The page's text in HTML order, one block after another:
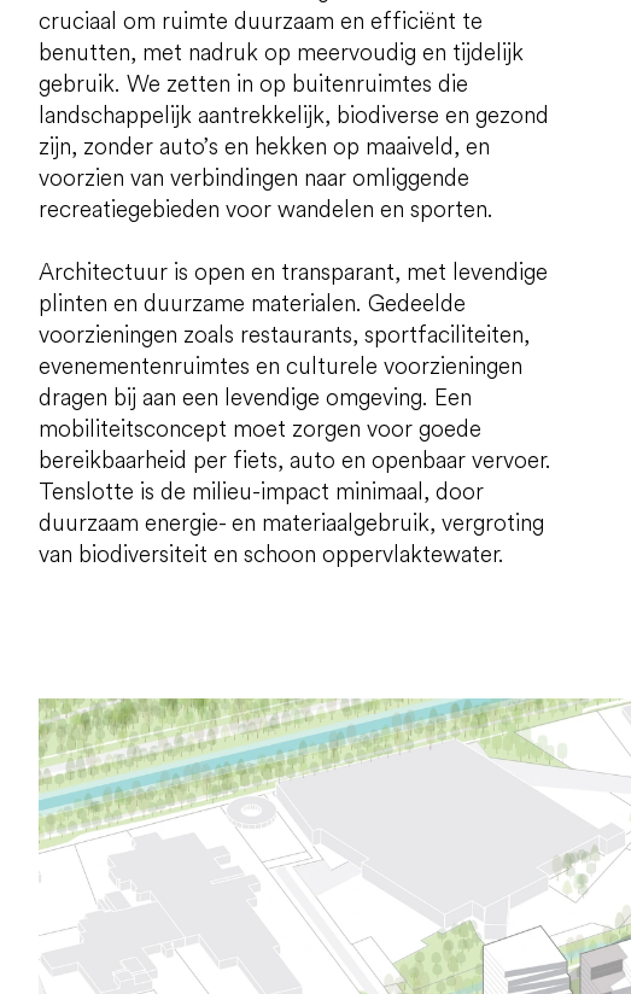
cruciaal om ruimte duurzaam en efficiënt te
benutten, met nadruk op meervoudig en tijdelijk
gebruik. We zetten in op buitenruimtes die
landschappelijk aantrekkelijk, biodiverse en gezond
zijn, zonder auto’s en hekken op maaiveld, en
voorzien van verbindingen naar omliggende
recreatiegebieden voor wandelen en sporten.
Architectuur is open en transparant, met levendige
plinten en duurzame materialen. Gedeelde
voorzieningen zoals restaurants, sportfaciliteiten,
evenementenruimtes en culturele voorzieningen
dragen bij aan een levendige omgeving. Een
mobiliteitsconcept moet zorgen voor goede
bereikbaarheid per fiets, auto en openbaar vervoer.
Tenslotte is de milieu-impact minimaal, door
duurzaam energie- en materiaalgebruik, vergroting
van biodiversiteit en schoon oppervlaktewater.